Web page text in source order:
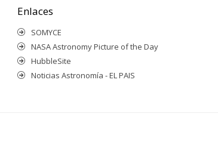
Enlaces
SOMYCE
NASA Astronomy Picture of the Day
HubbleSite
Noticias Astronomía - EL PAIS